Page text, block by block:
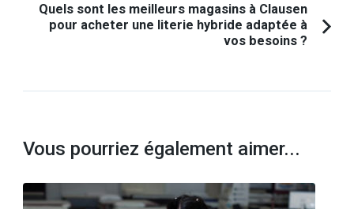
Quels sont les meilleurs magasins à Clausen
pour acheter une literie hybride adaptée à
vos besoins ?
Vous pourriez également aimer...